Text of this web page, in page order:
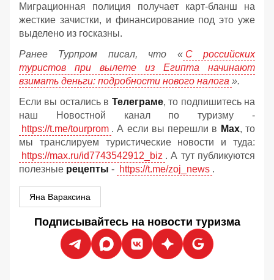
Миграционная полиция получает карт-бланш на
жесткие зачистки, и финансирование под это уже
выделено из госказны.
Ранее Турпром писал, что « С российских
туристов при вылете из Египта начинают
взимать деньги: подробности нового налога ».
Если вы остались в Телеграме, то подпишитесь на
наш Новостной канал по туризму -
https://t.me/tourprom . А если вы перешли в Мах, то
мы транслируем туристические новости и туда:
https://max.ru/id7743542912_biz . А тут публикуются
полезные рецепты - https://t.me/zoj_news .
Яна Вараксина
Подписывайтесь на новости туризма